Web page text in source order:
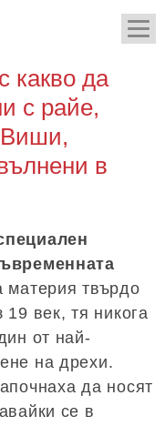
какво да
с райе,
Виши,
в
материя твърдо
век, тя никога
от най-
на дрехи.
да носят
се в